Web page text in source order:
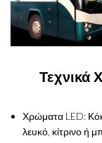
Τεχνικά
Χρώματα LED:
λευκό, κίτρινο ή